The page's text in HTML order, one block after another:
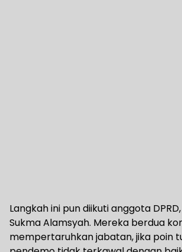
Langkah ini pun diikuti anggota
Sukma Alamsyah. Mereka berdua
mempertaruhkan jabatan, jika poin